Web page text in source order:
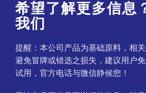
希望了解更多信息
我们
提醒：本公司产品为基础原料，相
避免冒牌或错选之损失，建议用户
试用，官方电话与微信静候您！